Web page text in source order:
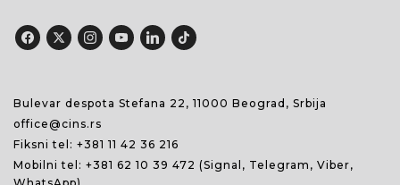
Bulevar despota Stefana 22, 11000 Beograd, Srbija
office@cins.rs
Fiksni tel: +381 11 42 36 216
Mobilni tel: +381 62 10 39 472 (Signal, Telegram, Viber,